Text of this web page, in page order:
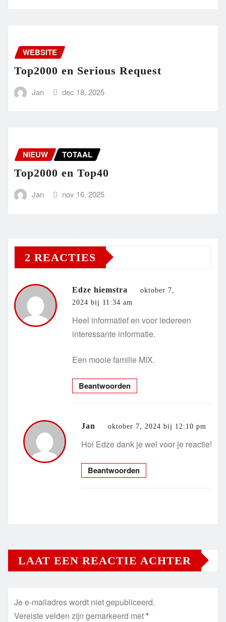
WEBSITE
Top2000 en Serious Request
Jan dec 18, 2025
NIEUW TOTAAL
Top2000 en Top40
Jan nov 16, 2025
2 REACTIES
Edze hiemstra
oktober 7,
2024 bij 11:34 am
Heel informatief en voor iedereen
interessante informatie.
Een mooie familie MIX.
Beantwoorden
Jan oktober 7, 2024 bij 12:10 pm
Hoi Edze dank je wel voor je reactie!
Beantwoorden
LAAT EEN REACTIE ACHTER
Je e-mailadres wordt niet gepubliceerd.
Vereiste velden zijn gemarkeerd met*